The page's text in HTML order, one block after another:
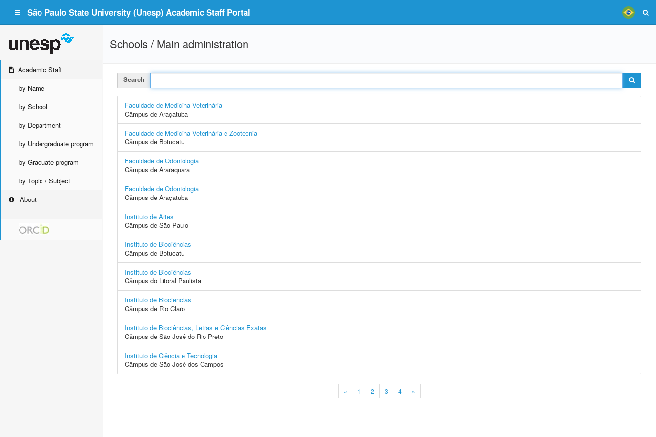
São Paulo State University (Unesp) Academic Staff Portal
Academic Staff
by Name
by School
by Department
by Undergraduate program
by Graduate program
by Topic / Subject
About
Schools / Main administration
Search
Faculdade de Medicina Veterinária
Câmpus de Araçatuba
Faculdade de Medicina Veterinária e Zootecnia
Câmpus de Botucatu
Faculdade de Odontologia
Câmpus de Araraquara
Faculdade de Odontologia
Câmpus de Araçatuba
Instituto de Artes
Câmpus de São Paulo
Instituto de Biociências
Câmpus de Botucatu
Instituto de Biociências
Câmpus do Litoral Paulista
Instituto de Biociências
Câmpus de Rio Claro
Instituto de Biociências, Letras e Ciências Exatas
Câmpus de São José do Rio Preto
Instituto de Ciência e Tecnologia
Câmpus de São José dos Campos
« 1 2 3 4 »